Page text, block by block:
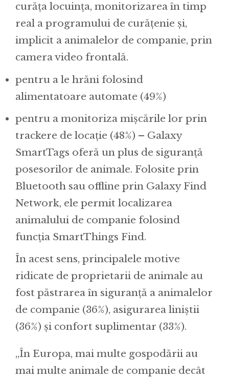
curăța locuința, monitorizarea în timp
real a programului de curățenie și,
implicit a animalelor de companie, prin
camera video frontală.
pentru a le hrăni folosind
alimentatoare automate (49%)
pentru a monitoriza mișcările lor prin
trackere de locație (48%) – Galaxy
SmartTags oferă un plus de siguranță
posesorilor de animale. Folosite prin
Bluetooth sau offline prin Galaxy Find
Network, ele permit localizarea
animalului de companie folosind
funcția SmartThings Find.
În acest sens, principalele motive
ridicate de proprietarii de animale au
fost păstrarea în siguranță a animalelor
de companie (36%), asigurarea liniștii
(36%) și confort suplimentar (33%).
,,În Europa, mai multe gospodării au
mai multe animale de companie decât